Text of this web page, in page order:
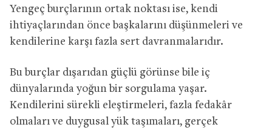
Yengeç burçlarının ortak noktası ise, kendi
ihtiyaçlarından önce başkalarını düşünmeleri ve
kendilerine karşı fazla sert davranmalarıdır.
Bu burçlar dışarıdan güçlü görünse bile iç
dünyalarında yoğun bir sorgulama yaşar.
Kendilerini sürekli eleştirmeleri, fazla fedakâr
olmaları ve duygusal yük taşımaları, gerçek